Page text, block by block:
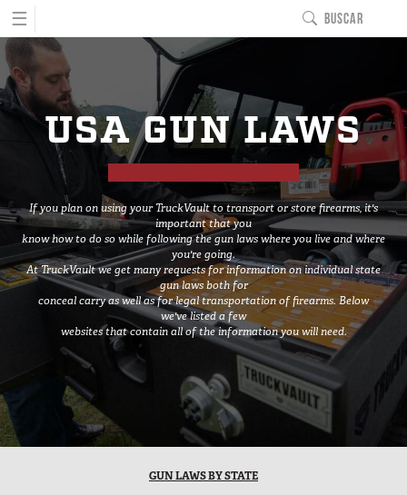
MAIN
INICIO
PRODUCTOS
Serie para camionetas
All-Weather Line
Línea para caja cubierta
Base Camp Line
Línea para cabina interior
TruckGlide
Pro Line
Serie para sedán
Línea Elevada
Sedan Base Line
Serie para SUV
Línea Centro de comando
CREE SU PROPIO
BUSCAR
☰
USA GUN LAWS
If you plan on using your TruckVault to transport or store firearms, it's
important that you
know how to do so while following the gun laws where you live and where
you're going.
At TruckVault we get many requests for information on individual state
gun laws both for
conceal carry as well as for legal transportation of firearms. Below
we've listed a few
websites that contain all of the information you will need.
GUN LAWS BY STATE